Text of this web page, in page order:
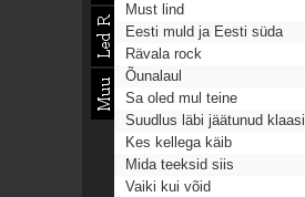
Must lind
Eesti muld ja Eesti süda
Rävala rock
Õunalaul
Sa oled mul teine
Suudlus läbi jäätunud klaasi
Kes kellega käib
Mida teeksid siis
Vaiki kui võid